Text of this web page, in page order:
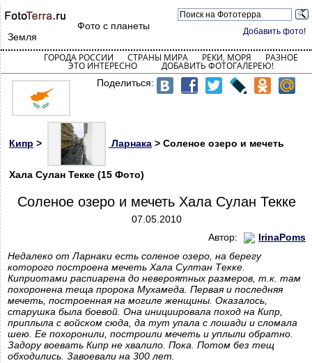
Добавить фото!
Фото с планеты
Земля
ГОРОДА РОССИИ СТРАНЫ МИРА РЕКИ, МОРЯ РАЗНОЕ
ЭТО ИНТЕРЕСНО ДОБАВИТЬ ФОТОГАЛЕРЕЮ!
Поделиться:
Кипр > Ларнака > Соленое озеро и мечеть
Хала Сулан Текке (15 Фото)
Соленое озеро и мечеть Хала Сулан Текке
07.05.2010
Автор:
IrinaPoms
Недалеко от Ларнаки есть соленое озеро, на берегу
которого построена мечеть Хала Султан Текке.
Киприотами распиарена до невероятных размеров, т.к. там
похоронена теща пророка Мухамеда. Первая и последняя
мечеть, построенная на могиле женщины. Оказалось,
старушка была боевой. Она инициировала поход на Кипр,
приплыла с войском сюда, да тут упала с лошади и сломала
шею. Ее похоронили, построили мечеть и уплыли обратно.
Задору воевать Кипр не хвалило. Пока. Потом без тещ
обходились. Завоевали на 300 лет.